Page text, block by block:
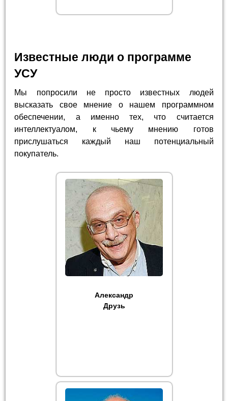
Известные люди о программе
УСУ
Мы попросили не просто известных людей
высказать свое мнение о нашем программном
обеспечении, а именно тех, что считается
интеллектуалом, к чьему мнению готов
прислушаться каждый наш потенциальный
покупатель.
Александр
Друзь